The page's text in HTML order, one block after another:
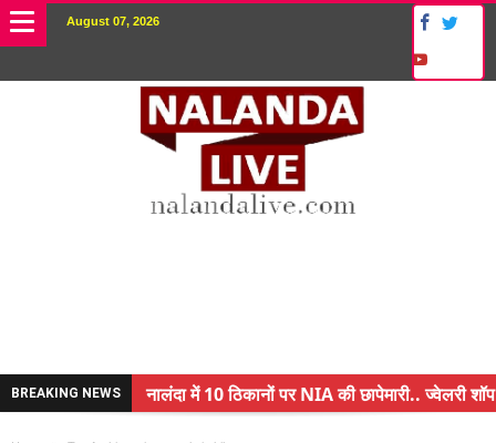
August 07, 2026
BREAKING NEWS
नालंदा में 10 ठिकानों पर NIA की छापेमारी.. ज्वेलरी शॉप